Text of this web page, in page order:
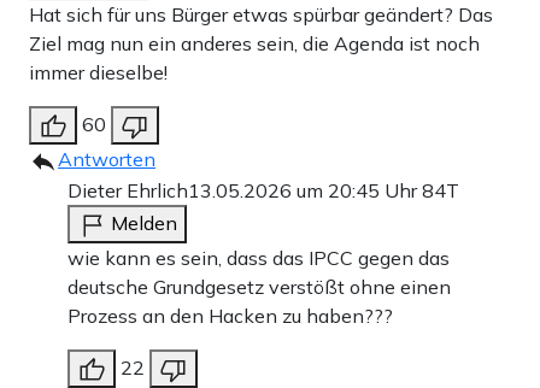
Hat sich für uns Bürger etwas spürbar geändert? Das
Ziel mag nun ein anderes sein, die Agenda ist noch
immer dieselbe!
60
Antworten
Dieter Ehrlich13.05.2026 um 20:45 Uhr84T
Melden
wie kann es sein, dass das IPCC gegen das
deutsche Grundgesetz verstößt ohne einen
Prozess an den Hacken zu haben???
22